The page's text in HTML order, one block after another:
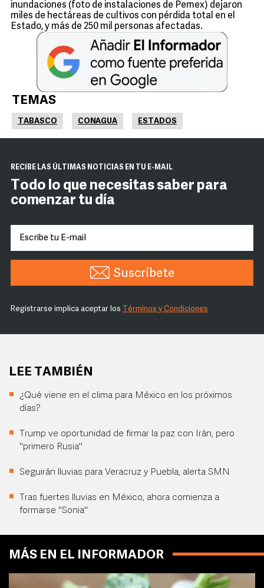
inundaciones (foto de instalaciones de Pemex) dejaron
miles de hectáreas de cultivos con pérdida total en el
Estado, y más de 250 mil personas afectadas.
TEMAS
TABASCO CONAGUA ESTADOS
RECIBE LAS ÚLTIMAS NOTICIAS EN TU E-MAIL
Todo lo que necesitas saber para
comenzar tu día
Suscríbete
Registrarse implica aceptar los Términos y Condiciones
LEE TAMBIÉN
¿Qué viene en el clima para México en los próximos
días?
Trump ve oportunidad de firmar la paz con Irán, pero
"primero Rusia"
Seguirán lluvias para Veracruz y Puebla, alerta SMN
Tras fuertes lluvias en México, ahora comienza a
formarse "Sonia"
MÁS EN EL INFORMADOR